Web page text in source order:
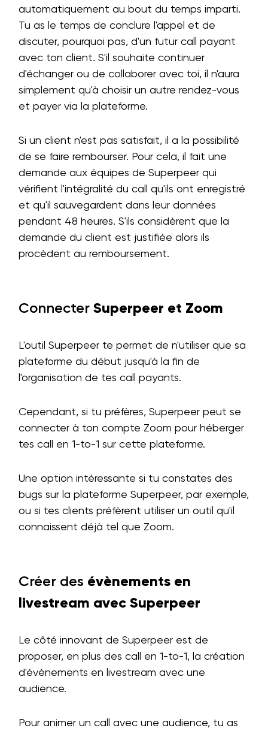
automatiquement au bout du temps imparti.
Tu as le temps de conclure l'appel et de
discuter, pourquoi pas, d'un futur call payant
avec ton client. S'il souhaite continuer
d'échanger ou de collaborer avec toi, il n'aura
simplement qu'à choisir un autre rendez-vous
et payer via la plateforme.
Si un client n'est pas satisfait, il a la possibilité
de se faire rembourser. Pour cela, il fait une
demande aux équipes de Superpeer qui
vérifient l'intégralité du call qu'ils ont enregistré
et qu'il sauvegardent dans leur données
pendant 48 heures. S'ils considèrent que la
demande du client est justifiée alors ils
procèdent au remboursement.
Connecter Superpeer et Zoom
L'outil Superpeer te permet de n'utiliser que sa
plateforme du début jusqu'à la fin de
l'organisation de tes call payants.
Cependant, si tu préfères, Superpeer peut se
connecter à ton compte Zoom pour héberger
tes call en 1-to-1 sur cette plateforme.
Une option intéressante si tu constates des
bugs sur la plateforme Superpeer, par exemple,
ou si tes clients préfèrent utiliser un outil qu'il
connaissent déjà tel que Zoom.
Créer des évènements en
livestream avec Superpeer
Le côté innovant de Superpeer est de
proposer, en plus des call en 1-to-1, la création
d'évènements en livestream avec une
audience.
Pour animer un call avec une audience, tu as